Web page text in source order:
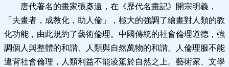
唐代著名的畫家張彥遠，在《歷代名畫記》開宗明義，
「夫畫者，成教化，助人倫」，極大的強調了繪畫對人類的教
化功能，由此規約了藝術倫理。中國傳統的社會倫理道德，強
調個人與整體的和諧、人類與自然萬物的和諧。人倫理服不能
違背社會倫理，人類利益不能凌駕於自然之上。藝術家、文學